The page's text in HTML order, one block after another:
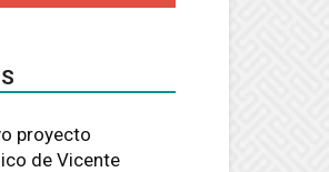
proyecto
de Vicente